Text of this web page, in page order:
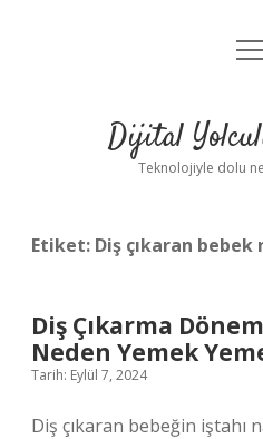
Yasal
Dijital
Teknolojiyle dolu
Etiket: Diş çıkaran bebek
Diş Çıkarma
Neden Yemek
Tarih: Eylül 7, 2024
Diş çıkaran bebeğin iştahı